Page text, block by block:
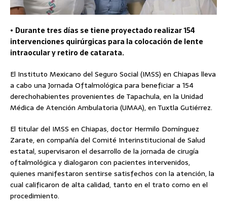
• Durante tres días se tiene proyectado realizar 154
intervenciones quirúrgicas para la colocación de lente
intraocular y retiro de catarata.
El Instituto Mexicano del Seguro Social (IMSS) en Chiapas lleva
a cabo una Jornada Oftalmológica para beneficiar a 154
derechohabientes provenientes de Tapachula, en la Unidad
Médica de Atención Ambulatoria (UMAA), en Tuxtla Gutiérrez.
El titular del IMSS en Chiapas, doctor Hermilo Domínguez
Zarate, en compañía del Comité Interinstitucional de Salud
estatal, supervisaron el desarrollo de la jornada de cirugía
oftalmológica y dialogaron con pacientes intervenidos,
quienes manifestaron sentirse satisfechos con la atención, la
cual calificaron de alta calidad, tanto en el trato como en el
procedimiento.